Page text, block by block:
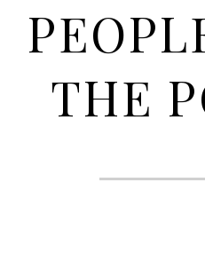
THE